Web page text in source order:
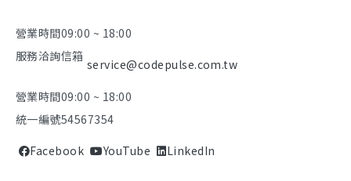
營業時間09:00 ~ 18:00
服務洽詢信箱
service@codepulse.com.tw
營業時間09:00 ~ 18:00
統一編號54567354
Facebook YouTube LinkedIn